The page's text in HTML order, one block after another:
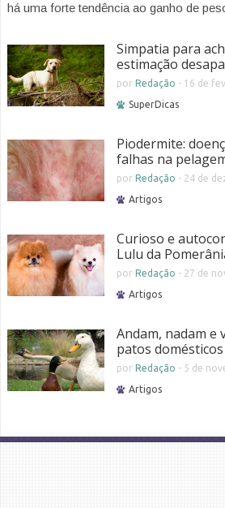
há uma forte tendência ao ganho de
Simpatia para
estimação
por Redação - 16 de
SuperDicas
Piodermite:
falhas na
por Redação - 24 de
Artigos
Curioso e
Lulu da
por Redação - 27 de
Artigos
Andam, nadam e
patos domésticos
por Redação - 5 de
Artigos